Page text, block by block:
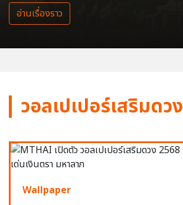
อ่านเรื่องราว
วอลเปเปอร์เสริมดวง
Wallpaper